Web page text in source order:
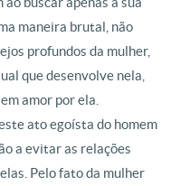
maneira brutal, não
profundos da mulher,
que desenvolve nela,
amor por ela.
ato egoísta do homem
a evitar as relações
Pelo fato da mulher